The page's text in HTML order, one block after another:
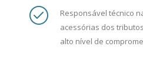
Responsável técnico
acessórias dos
alto nível de